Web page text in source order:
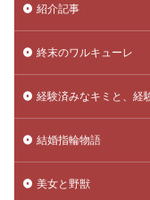
紹介記事
終末のワルキューレ
経験済みなキミと、経
結婚指輪物語
美女と野獣